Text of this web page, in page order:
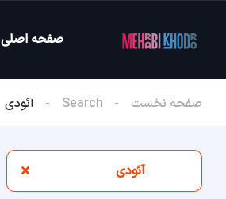
صفحه اصلی
صفحه نخست Search آئودی
آئودی